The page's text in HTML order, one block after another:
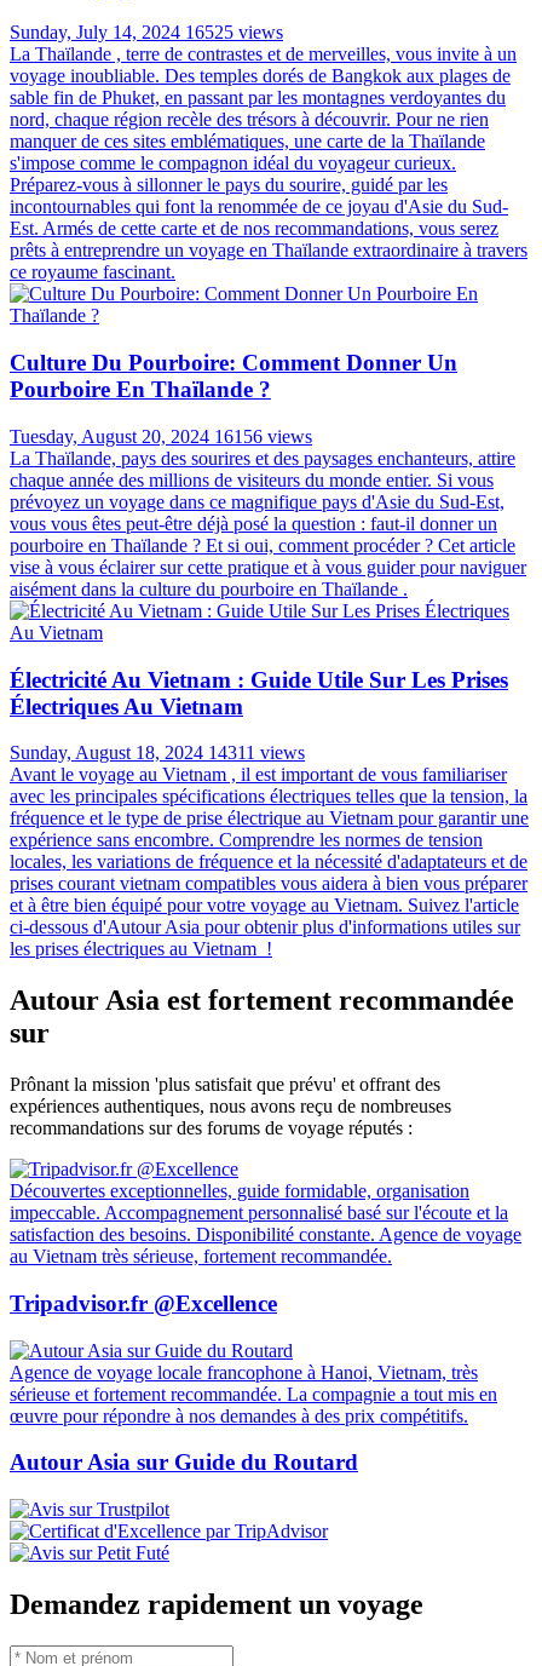
Sunday, July 14, 2024 16525 views
La Thaïlande , terre de contrastes et de merveilles, vous invite à un
voyage inoubliable. Des temples dorés de Bangkok aux plages de
sable fin de Phuket, en passant par les montagnes verdoyantes du
nord, chaque région recèle des trésors à découvrir. Pour ne rien
manquer de ces sites emblématiques, une carte de la Thaïlande
s'impose comme le compagnon idéal du voyageur curieux.
Préparez-vous à sillonner le pays du sourire, guidé par les
incontournables qui font la renommée de ce joyau d'Asie du Sud-
Est. Armés de cette carte et de nos recommandations, vous serez
prêts à entreprendre un voyage en Thaïlande extraordinaire à travers
ce royaume fascinant.
Culture Du Pourboire: Comment Donner Un
Pourboire En Thaïlande ?
Tuesday, August 20, 2024 16156 views
La Thaïlande, pays des sourires et des paysages enchanteurs, attire
chaque année des millions de visiteurs du monde entier. Si vous
prévoyez un voyage dans ce magnifique pays d'Asie du Sud-Est,
vous vous êtes peut-être déjà posé la question : faut-il donner un
pourboire en Thaïlande ? Et si oui, comment procéder ? Cet article
vise à vous éclairer sur cette pratique et à vous guider pour naviguer
aisément dans la culture du pourboire en Thaïlande .
Électricité Au Vietnam : Guide Utile Sur Les Prises
Électriques Au Vietnam
Sunday, August 18, 2024 14311 views
Avant le voyage au Vietnam , il est important de vous familiariser
avec les principales spécifications électriques telles que la tension, la
fréquence et le type de prise électrique au Vietnam pour garantir une
expérience sans encombre. Comprendre les normes de tension
locales, les variations de fréquence et la nécessité d'adaptateurs et de
prises courant vietnam compatibles vous aidera à bien vous préparer
et à être bien équipé pour votre voyage au Vietnam. Suivez l'article
ci-dessous d'Autour Asia pour obtenir plus d'informations utiles sur
les prises électriques au Vietnam !
Autour Asia est fortement recommandée
sur
Prônant la mission 'plus satisfait que prévu' et offrant des
expériences authentiques, nous avons reçu de nombreuses
recommandations sur des forums de voyage réputés :
Découvertes exceptionnelles, guide formidable, organisation
impeccable. Accompagnement personnalisé basé sur l'écoute et la
satisfaction des besoins. Disponibilité constante. Agence de voyage
au Vietnam très sérieuse, fortement recommandée.
Tripadvisor.fr @Excellence
Agence de voyage locale francophone à Hanoi, Vietnam, très
sérieuse et fortement recommandée. La compagnie a tout mis en
œuvre pour répondre à nos demandes à des prix compétitifs.
Autour Asia sur Guide du Routard
Demandez rapidement un voyage